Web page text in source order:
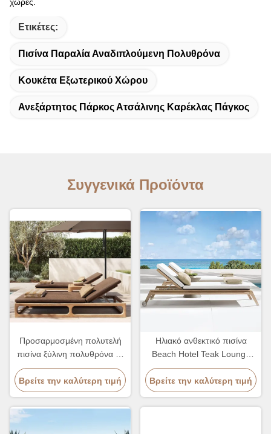
Ετικέτες:
Πισίνα Παραλία Αναδιπλούμενη Πολυθρόνα
Κουκέτα Εξωτερικού Χώρου
Ανεξάρτητος Πάρκος Ατσάλινης Καρέκλας Πάγκος
Συγγενικά Προϊόντα
Προσαρμοσμένη πολυτελή
πισίνα ξύλινη πολυθρόνα με
5 ταχύτητες
Βρείτε την καλύτερη τιμή
Ηλιακό ανθεκτικό πισίνα
Beach Hotel Teak Lounge
Chair με ρυθμιζόμενο
εστιατόριο πλάτης
Βρείτε την καλύτερη τιμή